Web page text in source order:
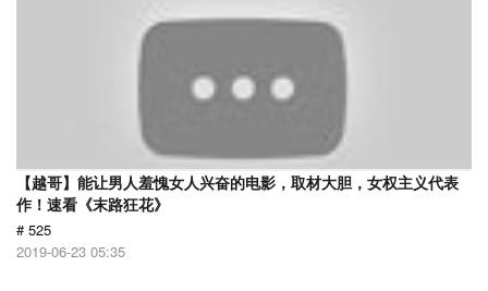
【越哥】能让男人羞愧女人兴奋的电影，取材大胆，女权主义代表
作！速看《末路狂花》
# 525
2019-06-23 05:35